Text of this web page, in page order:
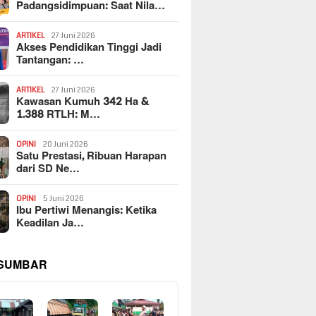
Padangsidimpuan: Saat Nila…
ARTIKEL 27 Juni 2026
Akses Pendidikan Tinggi Jadi
Tantangan: …
ARTIKEL 27 Juni 2026
Kawasan Kumuh 342 Ha &
1.388 RTLH: M…
OPINI 20 Juni 2026
Satu Prestasi, Ribuan Harapan
dari SD Ne…
OPINI 5 Juni 2026
Ibu Pertiwi Menangis: Ketika
Keadilan Ja…